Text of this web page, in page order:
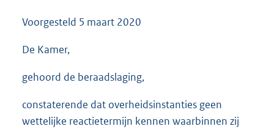
Voorgesteld 5 maart 2020
De Kamer,
gehoord de beraadslaging,
constaterende dat overheidsinstanties geen
wettelijke reactietermijn kennen waarbinnen zij